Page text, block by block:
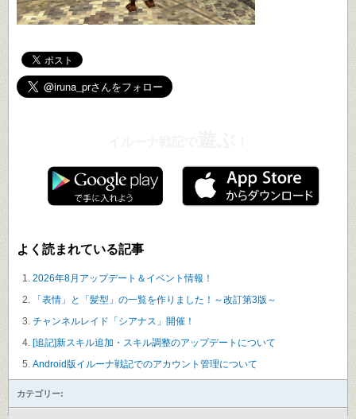
よく読まれている記事
2026年8月アップデート＆イベント情報！
「表情」と「髪型」の一覧を作りました！～改訂第3版～
チャンネルレイド「シアナス」開催！
[追記]新スキル追加・スキル調整のアップデートについて
Android版イルーナ戦記でのアカウント管理について
カテゴリー: